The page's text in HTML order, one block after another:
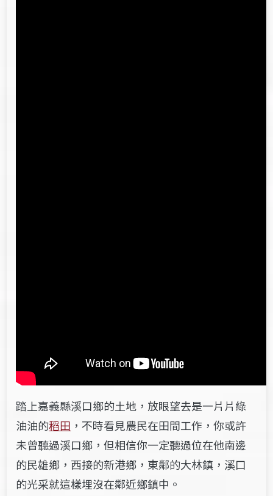
踏上嘉義縣溪口鄉的土地，放眼望去是一片片綠
油油的稻田 ，不時看見農民在田間工作，你或許
未曾聽過溪口鄉，但相信你一定聽過位在他南邊
的民雄鄉，西接的新港鄉，東鄰的大林鎮，溪口
的光采就這樣埋沒在鄰近鄉鎮中。